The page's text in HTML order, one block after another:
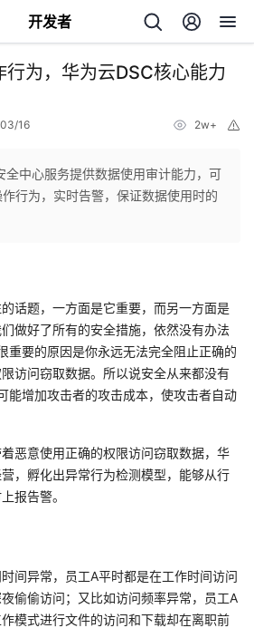
开发者
行为，华为云DSC核心能力
16 2w+
全中心服务提供数据使用审计能力，可
行为，实时告警，保证数据使用时的
话题，一方面是它重要，而另一方面是
做好了所有的安全措施，依然没有办法
重要的原因是你永远无法完全阻止正确的
访问窃取数据。所以说安全从来都没有
能增加攻击者的攻击成本，使攻击者自动
恶意使用正确的权限访问窃取数据，华
，孵化出异常行为检测模型，能够从行
报告警。
间异常，员工A平时都是在工作时间访问
偷偷访问；又比如访问频率异常，员工A
模式进行文件的访问和下载却在离职前